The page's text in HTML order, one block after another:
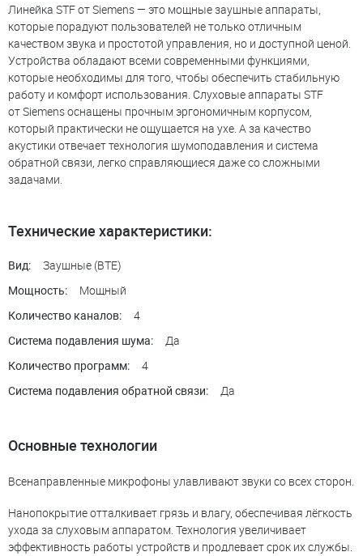
Линейка STF от Siemens — это мощные заушные аппараты,
которые порадуют пользователей не только отличным
качеством звука и простотой управления, но и доступной ценой.
Устройства обладают всеми современными функциями,
которые необходимы для того, чтобы обеспечить стабильную
работу и комфорт использования. Слуховые аппараты STF
от Siemens оснащены прочным эргономичным корпусом,
который практически не ощущается на ухе. А за качество
акустики отвечает технология шумоподавления и система
обратной связи, легко справляющиеся даже со сложными
задачами.
Технические характеристики:
Вид: Заушные (BTE)
Мощность: Мощный
Количество каналов: 4
Система подавления шума: Да
Количество программ: 4
Система подавления обратной связи: Да
Основные технологии
Всенаправленные микрофоны улавливают звуки со всех сторон.
Нанопокрытие отталкивает грязь и влагу, обеспечивая лёгкость
ухода за слуховым аппаратом. Технология увеличивает
эффективность работы устройств и продлевает срок их службы.